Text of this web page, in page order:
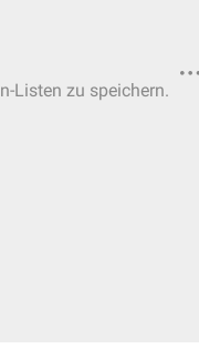
Listen zu speichern.